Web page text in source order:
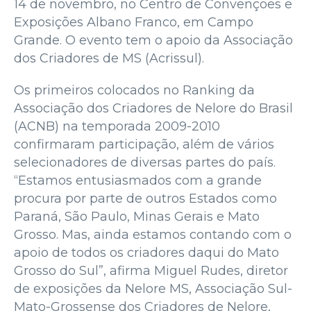
14 de novembro, no Centro de Convenções e
Exposições Albano Franco, em Campo
Grande. O evento tem o apoio da Associação
dos Criadores de MS (Acrissul).
Os primeiros colocados no Ranking da
Associação dos Criadores de Nelore do Brasil
(ACNB) na temporada 2009-2010
confirmaram participação, além de vários
selecionadores de diversas partes do país.
“Estamos entusiasmados com a grande
procura por parte de outros Estados como
Paraná, São Paulo, Minas Gerais e Mato
Grosso. Mas, ainda estamos contando com o
apoio de todos os criadores daqui do Mato
Grosso do Sul”, afirma Miguel Rudes, diretor
de exposições da Nelore MS, Associação Sul-
Mato-Grossense dos Criadores de Nelore,